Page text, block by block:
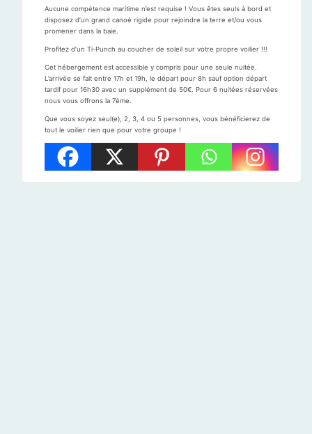
Aucune compétence maritime n’est requise ! Vous êtes seuls à bord et
disposez d’un grand canoé rigide pour rejoindre la terre et/ou vous
promener dans la baie.
Profitez d’un Ti-Punch au coucher de soleil sur votre propre voilier !!!
Cet hébergement est accessible y compris pour une seule nuitée.
L’arrivée se fait entre 17h et 19h, le départ pour 8h sauf option départ
tardif pour 16h30 avec un supplément de 50€. Pour 6 nuitées réservées
nous vous offrons la 7ème.
Que vous soyez seul(e), 2, 3, 4 ou 5 personnes, vous bénéficierez de
tout le voilier rien que pour votre groupe !